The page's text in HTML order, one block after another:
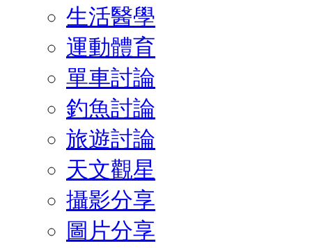
生活醫學
運動體育
單車討論
釣魚討論
旅遊討論
天文觀星
攝影分享
圖片分享